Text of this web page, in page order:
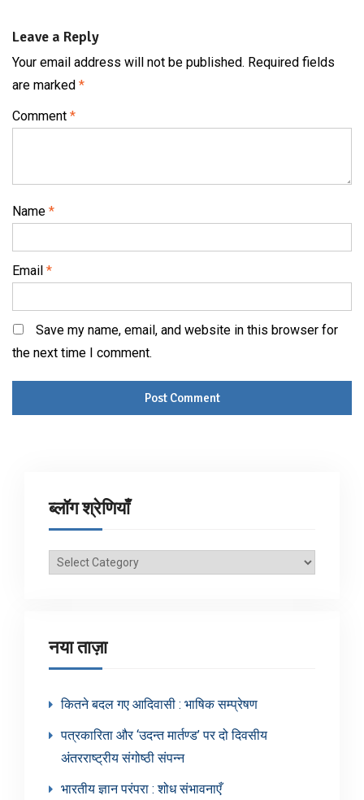
Leave a Reply
Your email address will not be published. Required fields
are marked *
Comment *
Name *
Email *
Save my name, email, and website in this browser for
the next time I comment.
ब्लॉग श्रेणियाँ
ब्लॉग
नया ताज़ा
कितने बदल गए आदिवासी : भाषिक सम्प्रेषण
पत्रकारिता और ‘उदन्त मार्तण्ड’ पर दो दिवसीय
अंतरराष्ट्रीय संगोष्ठी संपन्न
भारतीय ज्ञान परंपरा : शोध संभावनाएँ